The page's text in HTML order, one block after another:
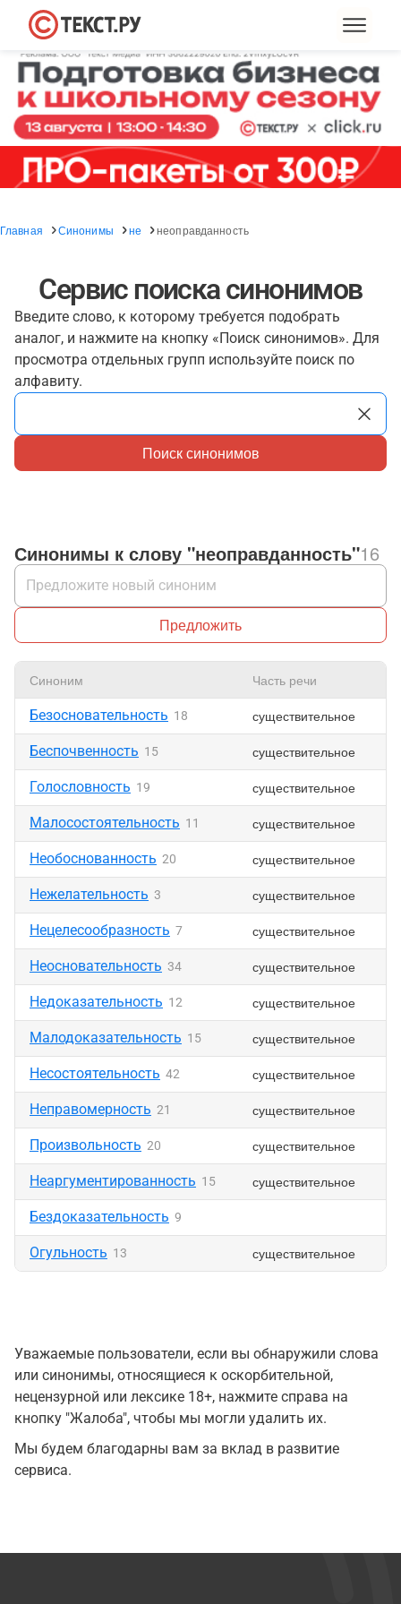
Главная Синонимы не неоправданность
Сервис поиска синонимов
Введите слово, к которому требуется подобрать
аналог, и нажмите на кнопку «Поиск синонимов». Для
просмотра отдельных групп используйте поиск по
алфавиту.
Поиск синонимов
Синонимы к слову "неоправданность"16
Предложить
Синоним Часть речи
Безосновательность 18 существительное
Беспочвенность 15 существительное
Голословность 19 существительное
Малосостоятельность 11 существительное
Необоснованность 20 существительное
Нежелательность 3 существительное
Нецелесообразность 7 существительное
Неосновательность 34 существительное
Недоказательность 12 существительное
Малодоказательность 15 существительное
Несостоятельность 42 существительное
Неправомерность 21 существительное
Произвольность 20 существительное
Неаргументированность 15 существительное
Бездоказательность 9
Огульность 13 существительное
Уважаемые пользователи, если вы обнаружили слова
или синонимы, относящиеся к оскорбительной,
нецензурной или лексике 18+, нажмите справа на
кнопку "Жалоба", чтобы мы могли удалить их.
Мы будем благодарны вам за вклад в развитие
сервиса.